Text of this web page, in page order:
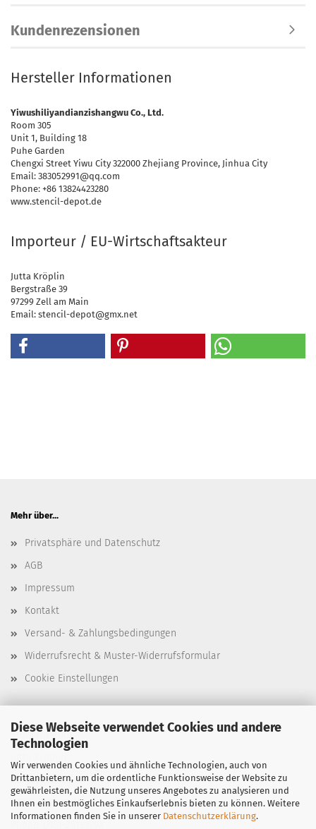
Diese Webseite verwendet Cookies und andere
Technologien
Wir verwenden Cookies und ähnliche Technologien, auch von
Drittanbietern, um die ordentliche Funktionsweise der Website zu
gewährleisten, die Nutzung unseres Angebotes zu analysieren und
Ihnen ein bestmögliches Einkaufserlebnis bieten zu können. Weitere
Informationen finden Sie in unserer Datenschutzerklärung.
Kundenrezensionen
Hersteller Informationen
Yiwushiliyandianzishangwu Co., Ltd.
Room 305
Unit 1, Building 18
Puhe Garden
Chengxi Street Yiwu City 322000 Zhejiang Province, Jinhua City
Email: 383052991@qq.com
Phone: +86 13824423280
www.stencil-depot.de
Importeur / EU-Wirtschaftsakteur
Jutta Kröplin
Bergstraße 39
97299 Zell am Main
Email: stencil-depot@gmx.net
Mehr über...
Privatsphäre und Datenschutz
AGB
Impressum
Kontakt
Versand- & Zahlungsbedingungen
Widerrufsrecht & Muster-Widerrufsformular
Cookie Einstellungen
Stencil-Depot
Bergstraße 39
97299 Zell am Main